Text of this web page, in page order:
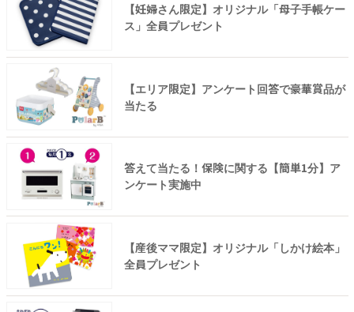
【妊婦さん限定】オリジナル「母子手帳ケー
ス」全員プレゼント
【エリア限定】アンケート回答で豪華賞品が
当たる
答えて当たる！保険に関する【簡単1分】ア
ンケート実施中
【産後ママ限定】オリジナル「しかけ絵本」
全員プレゼント